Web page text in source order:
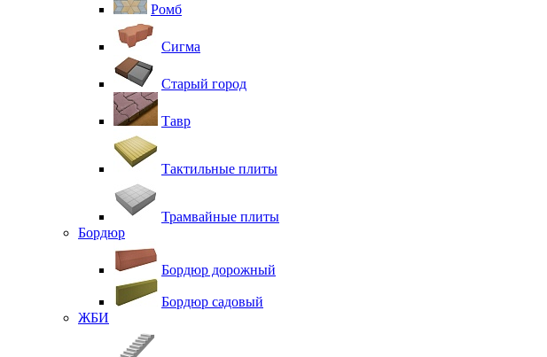
Ромб
Сигма
Старый город
Тавр
Тактильные плиты
Трамвайные плиты
Бордюр
Бордюр дорожный
Бордюр садовый
ЖБИ